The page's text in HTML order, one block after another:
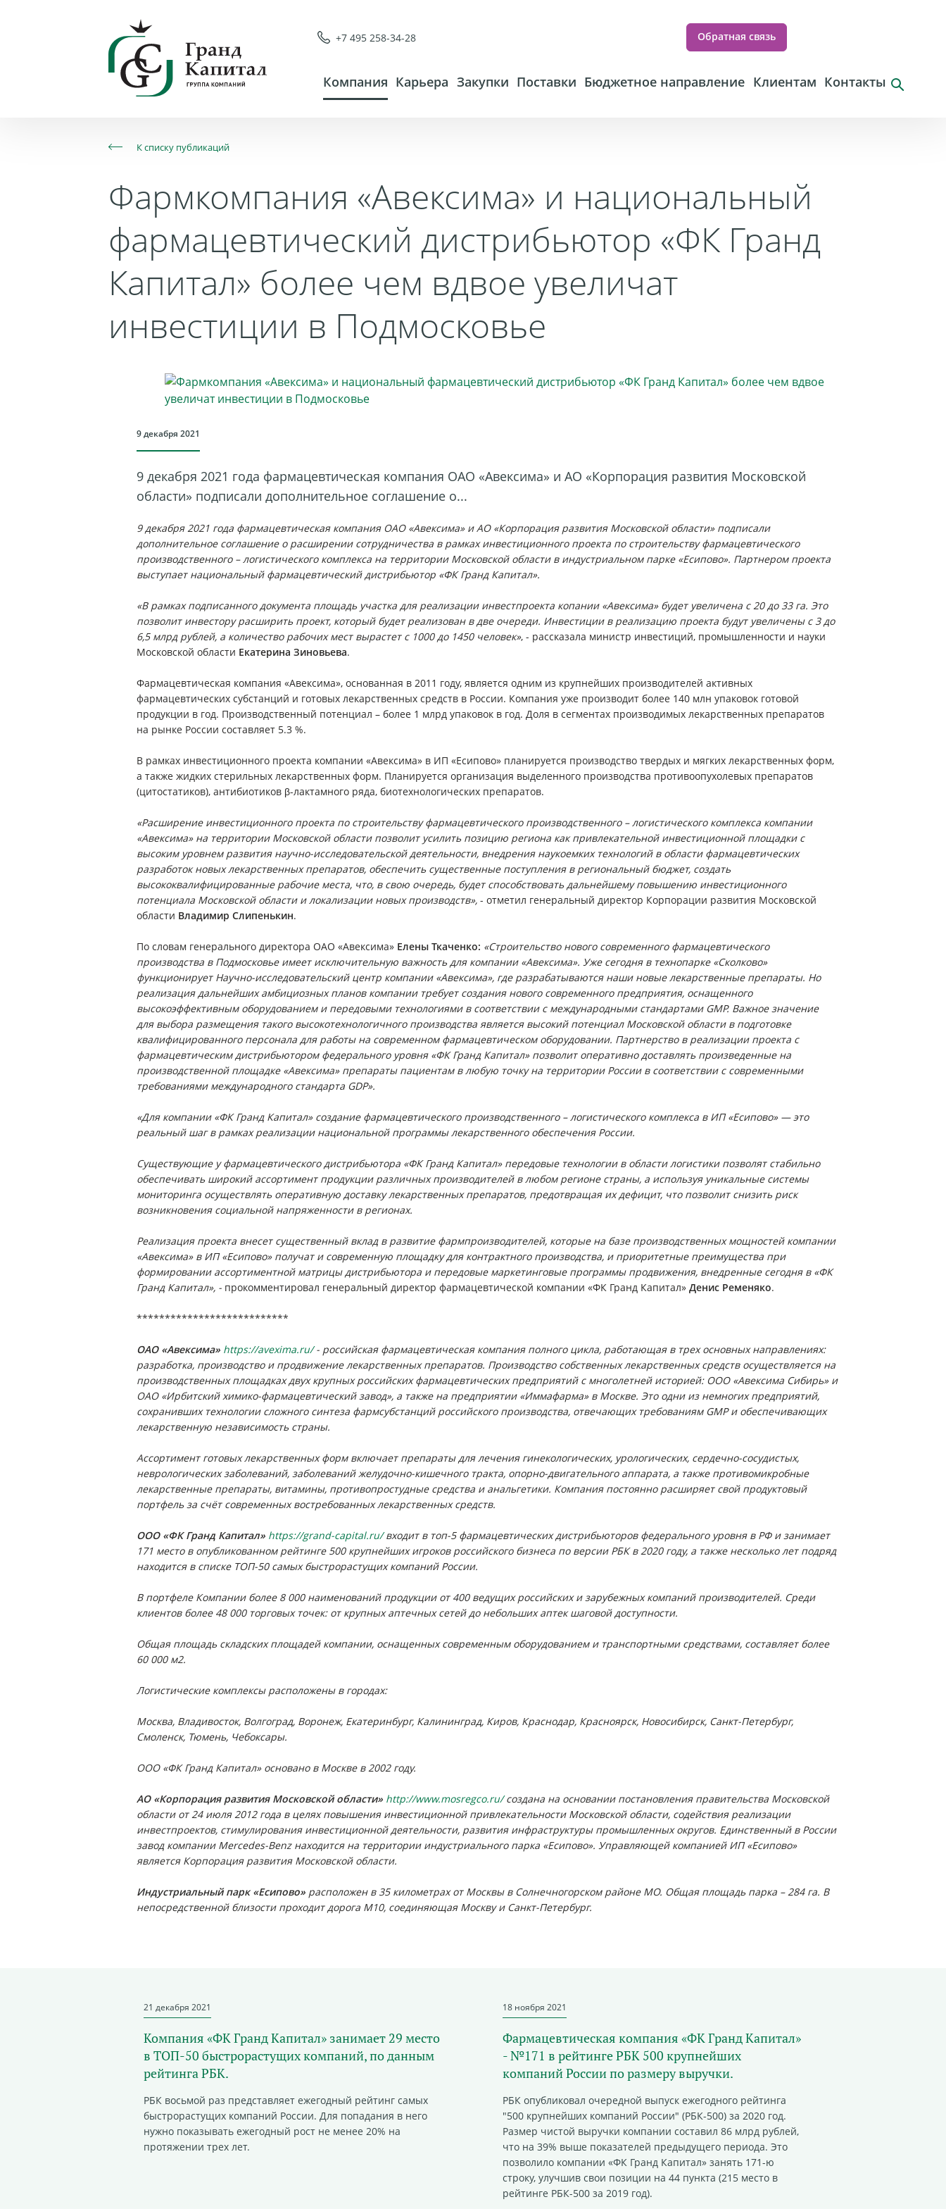
+7 495 258-34-28 Обратная связь
Компания Карьера Закупки Поставки Бюджетное направление Клиентам Контакты
К списку публикаций
Фармкомпания «Авексима» и национальный
фармацевтический дистрибьютор «ФК Гранд
Капитал» более чем вдвое увеличат
инвестиции в Подмосковье
9 декабря 2021
9 декабря 2021 года фармацевтическая компания ОАО «Авексима» и АО «Корпорация развития Московской
области» подписали дополнительное соглашение о...
9 декабря 2021 года фармацевтическая компания ОАО «Авексима» и АО «Корпорация развития Московской области» подписали
дополнительное соглашение о расширении сотрудничества в рамках инвестиционного проекта по строительству фармацевтического
производственного – логистического комплекса на территории Московской области в индустриальном парке «Есипово». Партнером проекта
выступает национальный фармацевтический дистрибьютор «ФК Гранд Капитал».
«В рамках подписанного документа площадь участка для реализации инвестпроекта копании «Авексима» будет увеличена с 20 до 33 га. Это
позволит инвестору расширить проект, который будет реализован в две очереди. Инвестиции в реализацию проекта будут увеличены с 3 до
6,5 млрд рублей, а количество рабочих мест вырастет с 1000 до 1450 человек», - рассказала министр инвестиций, промышленности и науки
Московской области Екатерина Зиновьева.
Фармацевтическая компания «Авексима», основанная в 2011 году, является одним из крупнейших производителей активных
фармацевтических субстанций и готовых лекарственных средств в России. Компания уже производит более 140 млн упаковок готовой
продукции в год. Производственный потенциал – более 1 млрд упаковок в год. Доля в сегментах производимых лекарственных препаратов
на рынке России составляет 5.3 %.
В рамках инвестиционного проекта компании «Авексима» в ИП «Есипово» планируется производство твердых и мягких лекарственных форм,
а также жидких стерильных лекарственных форм. Планируется организация выделенного производства противоопухолевых препаратов
(цитостатиков), антибиотиков β-лактамного ряда, биотехнологических препаратов.
«Расширение инвестиционного проекта по строительству фармацевтического производственного – логистического комплекса компании
«Авексима» на территории Московской области позволит усилить позицию региона как привлекательной инвестиционной площадки с
высоким уровнем развития научно-исследовательской деятельности, внедрения наукоемких технологий в области фармацевтических
разработок новых лекарственных препаратов, обеспечить существенные поступления в региональный бюджет, создать
высококвалифицированные рабочие места, что, в свою очередь, будет способствовать дальнейшему повышению инвестиционного
потенциала Московской области и локализации новых производств», - отметил генеральный директор Корпорации развития Московской
области Владимир Слипенькин.
По словам генерального директора ОАО «Авексима» Елены Ткаченко: «Строительство нового современного фармацевтического
производства в Подмосковье имеет исключительную важность для компании «Авексима». Уже сегодня в технопарке «Сколково»
функционирует Научно-исследовательский центр компании «Авексима», где разрабатываются наши новые лекарственные препараты. Но
реализация дальнейших амбициозных планов компании требует создания нового современного предприятия, оснащенного
высокоэффективным оборудованием и передовыми технологиями в соответствии с международными стандартами GMP. Важное значение
для выбора размещения такого высокотехнологичного производства является высокий потенциал Московской области в подготовке
квалифицированного персонала для работы на современном фармацевтическом оборудовании. Партнерство в реализации проекта с
фармацевтическим дистрибьютором федерального уровня «ФК Гранд Капитал» позволит оперативно доставлять произведенные на
производственной площадке «Авексима» препараты пациентам в любую точку на территории России в соответствии с современными
требованиями международного стандарта GDP».
«Для компании «ФК Гранд Капитал» создание фармацевтического производственного – логистического комплекса в ИП «Есипово» — это
реальный шаг в рамках реализации национальной программы лекарственного обеспечения России.
Существующие у фармацевтического дистрибьютора «ФК Гранд Капитал» передовые технологии в области логистики позволят стабильно
обеспечивать широкий ассортимент продукции различных производителей в любом регионе страны, а используя уникальные системы
мониторинга осуществлять оперативную доставку лекарственных препаратов, предотвращая их дефицит, что позволит снизить риск
возникновения социальной напряженности в регионах.
Реализация проекта внесет существенный вклад в развитие фармпроизводителей, которые на базе производственных мощностей компании
«Авексима» в ИП «Есипово» получат и современную площадку для контрактного производства, и приоритетные преимущества при
формировании ассортиментной матрицы дистрибьютора и передовые маркетинговые программы продвижения, внедренные сегодня в «ФК
Гранд Капитал», - прокомментировал генеральный директор фармацевтической компании «ФК Гранд Капитал» Денис Ременяко.
***************************
ОАО «Авексима» https://avexima.ru/- российская фармацевтическая компания полного цикла, работающая в трех основных направлениях:
разработка, производство и продвижение лекарственных препаратов. Производство собственных лекарственных средств осуществляется на
производственных площадках двух крупных российских фармацевтических предприятий с многолетней историей: ООО «Авексима Сибирь» и
ОАО «Ирбитский химико-фармацевтический завод», а также на предприятии «Иммафарма» в Москве. Это одни из немногих предприятий,
сохранивших технологии сложного синтеза фармсубстанций российского производства, отвечающих требованиям GMP и обеспечивающих
лекарственную независимость страны.
Ассортимент готовых лекарственных форм включает препараты для лечения гинекологических, урологических, сердечно-сосудистых,
неврологических заболеваний, заболеваний желудочно-кишечного тракта, опорно-двигательного аппарата, а также противомикробные
лекарственные препараты, витамины, противопростудные средства и анальгетики. Компания постоянно расширяет свой продуктовый
портфель за счёт современных востребованных лекарственных средств.
ООО «ФК Гранд Капитал» https://grand-capital.ru/входит в топ-5 фармацевтических дистрибьюторов федерального уровня в РФ и занимает
171 место в опубликованном рейтинге 500 крупнейших игроков российского бизнеса по версии РБК в 2020 году, а также несколько лет подряд
находится в списке ТОП-50 самых быстрорастущих компаний России.
В портфеле Компании более 8 000 наименований продукции от 400 ведущих российских и зарубежных компаний производителей. Среди
клиентов более 48 000 торговых точек: от крупных аптечных сетей до небольших аптек шаговой доступности.
Общая площадь складских площадей компании, оснащенных современным оборудованием и транспортными средствами, составляет более
60 000 м2.
Логистические комплексы расположены в городах:
Москва, Владивосток, Волгоград, Воронеж, Екатеринбург, Калининград, Киров, Краснодар, Красноярск, Новосибирск, Санкт-Петербург,
Смоленск, Тюмень, Чебоксары.
ООО «ФК Гранд Капитал» основано в Москве в 2002 году.
АО «Корпорация развития Московской области» http://www.mosregco.ru/создана на основании постановления правительства Московской
области от 24 июля 2012 года в целях повышения инвестиционной привлекательности Московской области, содействия реализации
инвестпроектов, стимулирования инвестиционной деятельности, развития инфраструктуры промышленных округов. Единственный в России
завод компании Mercedes-Benz находится на территории индустриального парка «Есипово». Управляющей компанией ИП «Есипово»
является Корпорация развития Московской области.
Индустриальный парк «Есипово» расположен в 35 километрах от Москвы в Солнечногорском районе МО. Общая площадь парка – 284 га. В
непосредственной близости проходит дорога М10, соединяющая Москву и Санкт-Петербург.
21 декабря 2021
Компания «ФК Гранд Капитал» занимает 29 место
в ТОП-50 быстрорастущих компаний, по данным
рейтинга РБК.
РБК восьмой раз представляет ежегодный рейтинг самых
быстрорастущих компаний России. Для попадания в него
нужно показывать ежегодный рост не менее 20% на
протяжении трех лет.
18 ноября 2021
Фармацевтическая компания «ФК Гранд Капитал»
- №171 в рейтинге РБК 500 крупнейших
компаний России по размеру выручки.
РБК опубликовал очередной выпуск ежегодного рейтинга
"500 крупнейших компаний России" (РБК-500) за 2020 год.
Размер чистой выручки компании составил 86 млрд рублей,
что на 39% выше показателей предыдущего периода. Это
позволило компании «ФК Гранд Капитал» занять 171-ю
строку, улучшив свои позиции на 44 пункта (215 место в
рейтинге РБК-500 за 2019 год).